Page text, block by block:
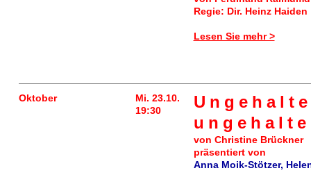
Regie: Dir. Heinz Haiden
Lesen Sie mehr >
Oktober
Mi. 23.10.
19:30
von Christine Brückner
präsentiert von
Anna Moik-Stötzer,